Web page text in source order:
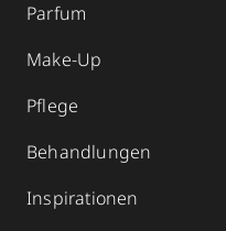
Parfum
Make-Up
Pflege
Behandlungen
Inspirationen